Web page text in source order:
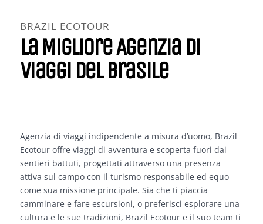
BRAZIL ECOTOUR
La Migliore Agenzia Di
Viaggi Del Brasile
Agenzia di viaggi indipendente a misura d’uomo, Brazil
Ecotour offre viaggi di avventura e scoperta fuori dai
sentieri battuti, progettati attraverso una presenza
attiva sul campo con il turismo responsabile ed equo
come sua missione principale. Sia che ti piaccia
camminare e fare escursioni, o preferisci esplorare una
cultura e le sue tradizioni, Brazil Ecotour e il suo team ti